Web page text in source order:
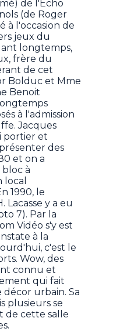
de l'Écho
(de Roger
à l'occasion de
jeux du
longtemps,
frère du
de cet
Bolduc et Mme
Benoit
à l'admission
Jacques
portier et
des
et on a
à
1990, le
Lacasse y a eu
7). Par la
Vidéo s'y est
à la
c'est le
Wow, des
connu et
qui fait
urbain. Sa
plusieurs se
de cette salle